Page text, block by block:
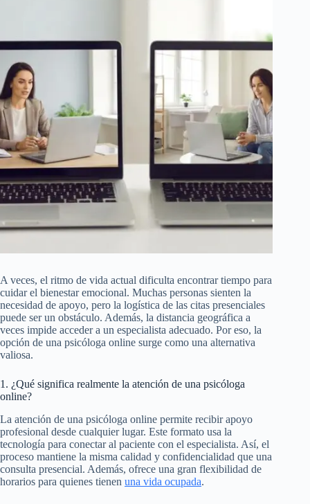
A veces, el ritmo de vida actual dificulta encontrar tiempo para
cuidar el bienestar emocional. Muchas personas sienten la
necesidad de apoyo, pero la logística de las citas presenciales
puede ser un obstáculo. Además, la distancia geográfica a
veces impide acceder a un especialista adecuado. Por eso, la
opción de una psicóloga online surge como una alternativa
valiosa.
1. ¿Qué significa realmente la atención de una psicóloga
online?
La atención de una psicóloga online permite recibir apoyo
profesional desde cualquier lugar. Este formato usa la
tecnología para conectar al paciente con el especialista. Así, el
proceso mantiene la misma calidad y confidencialidad que una
consulta presencial. Además, ofrece una gran flexibilidad de
horarios para quienes tienen una vida ocupada.